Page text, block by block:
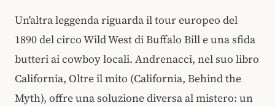
Un'altra leggenda riguarda il tour europeo del
1890 del circo Wild West di Buffalo Bill e una sfida
butteri ai cowboy locali. Andrenacci, nel suo libro
California, Oltre il mito (California, Behind the
Myth), offre una soluzione diversa al mistero: un